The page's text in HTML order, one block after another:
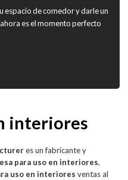
espacio de comedor y darle un
es el momento perfecto
interiores
es un fabricante y
para uso en interiores,
uso en interiores ventas al